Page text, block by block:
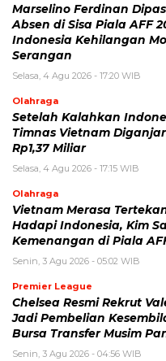
Marselino Ferdinan
Absen di Sisa Piala AFF
Indonesia Kehilangan
Serangan
Selasa, 4 Agu 2026 - 17:20 WIB
Olahraga
Setelah Kalahkan
Timnas Vietnam
Rp1,37 Miliar
Selasa, 4 Agu 2026 - 17:15 WIB
Olahraga
Vietnam Merasa
Hadapi Indonesia, Kim
Kemenangan di Piala
Senin, 3 Agu 2026 - 05:02 WIB
Premier League
Chelsea Resmi Rekrut
Jadi Pembelian
Bursa Transfer Musim
Senin, 3 Agu 2026 - 04:56 WIB